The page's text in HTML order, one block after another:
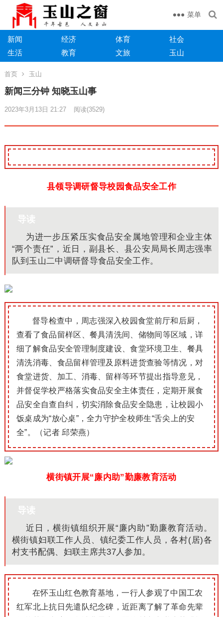
菜单
新闻 经济 体育
社会
生活
教育 文旅 玉山
首页 玉山
新闻三分钟 知晓玉山事
2023年3月13日 21:27 阅读(3529)
县领导调研督导校园食品安全工作
导读
为进一步压紧压实食品安全属地管理和企业主体
“两个责任”，近日，副县长、县公安局局长周志强率
队到玉山二中调研督导食品安全工作。
督导检查中，周志强深入校园食堂前厅和后厨，
查看了食品留样区、餐具清洗间、储物间等区域，详
细了解食品安全管理制度建设、食堂环境卫生、餐具
清洗消毒、食品留样管理及原料进货查验等情况，对
食堂进货、加工、消毒、留样等环节提出指导意见，
并督促学校严格落实食品安全主体责任，定期开展食
品安全自查自纠，切实消除食品安全隐患，让校园小
饭桌成为“放心桌”，全力守护全校师生“舌尖上的安
全”。（记者 邱荣燕）
横街镇开展“廉内助”勤廉教育活动
导读
近日，横街镇组织开展“廉内助”勤廉教育活动。
横街镇妇联工作人员、镇纪委工作人员，各村(居)各
村支书配偶、妇联主席共37人参加。
在怀玉山红色教育基地，一行人参观了中国工农
红军北上抗日先遣队纪念碑，近距离了解了革命先辈